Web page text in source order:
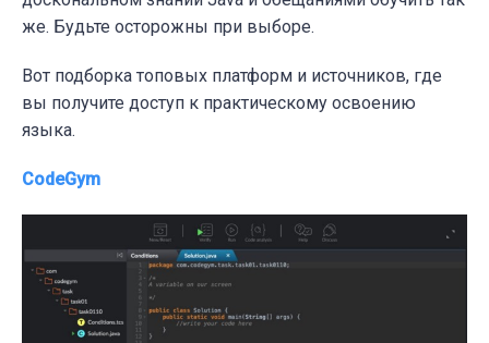
же. Будьте осторожны при выборе.
Вот подборка топовых платформ и источников, где
вы получите доступ к практическому освоению
языка.
CodeGym